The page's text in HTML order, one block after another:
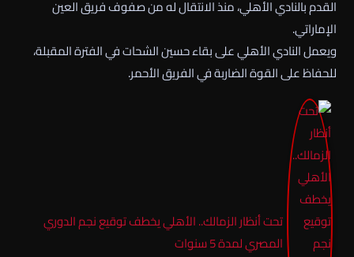
القدم بالنادي الأهلي، منذ الانتقال له من صفوف فريق العين
الإماراتي.
ويعمل النادي الأهلي على بقاء حسين الشحات في الفترة المقبلة،
للحفاظ على القوة الضاربة في الفريق الأحمر.
تحت أنظار الزمالك.. الأهلي يخطف توقيع نجم الدوري
المصري لمدة 5 سنوات